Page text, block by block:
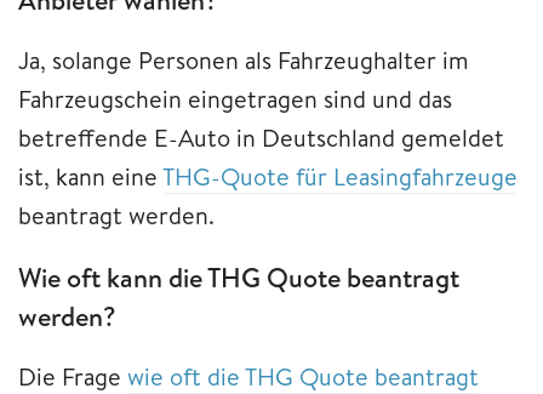
Ja, solange Personen als Fahrzeughalter im
Fahrzeugschein eingetragen sind und das
betreffende E-Auto in Deutschland gemeldet
ist, kann eineTHG-Quote für Leasingfahrzeuge
beantragt werden.
Wie oft kann die THG Quote beantragt
werden?
Die Frage wie oft die THG Quote beantragt